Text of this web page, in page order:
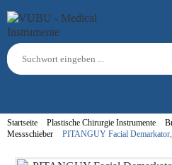
Startseite Plastische Chirurgie Instrumente
Messschieber
PITANGUY Facial